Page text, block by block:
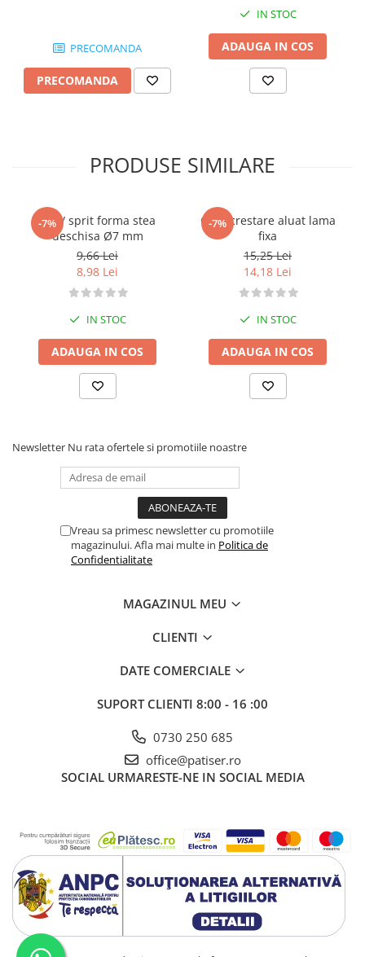
PRECOMANDA
PRECOMANDA
IN STOC
ADAUGA IN COS
PRODUSE SIMILARE
-7%
Dui / sprit forma stea
deschisa Ø7 mm
9,66 Lei
8,98 Lei
IN STOC
ADAUGA IN COS
-7%
Cutit crestare aluat lama
fixa
15,25 Lei
14,18 Lei
IN STOC
ADAUGA IN COS
Newsletter Nu rata ofertele si promotiile noastre
Vreau sa primesc newsletter cu promotiile
magazinului. Afla mai multe in Politica de
Confidentialitate
MAGAZINUL MEU
CLIENTI
DATE COMERCIALE
SUPORT CLIENTI 8:00 - 16 :00
0730 250 685
office@patiser.ro
SOCIAL URMARESTE-NE IN SOCIAL MEDIA